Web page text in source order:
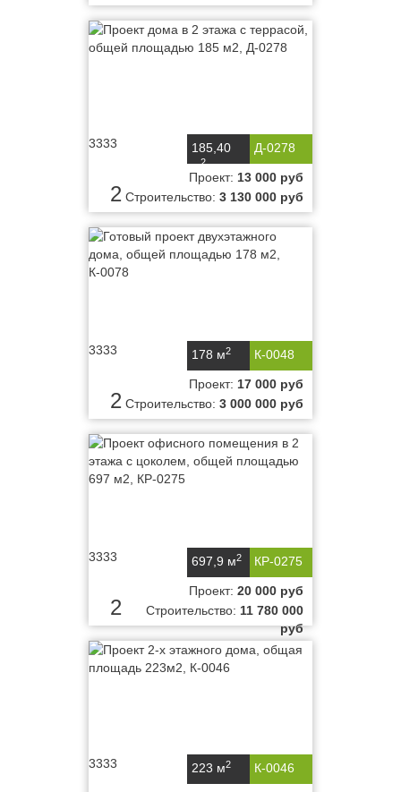
3333 Д-0278
185,40
м2
2
Проект: 13 000 руб
Строительство: 3 130 000 руб
3333 К-0048
178 м2
2
Проект: 17 000 руб
Строительство: 3 000 000 руб
3333 КР-0275
697,9 м2
2
Проект: 20 000 руб
Строительство: 11 780 000
руб
3333 К-0046
223 м2